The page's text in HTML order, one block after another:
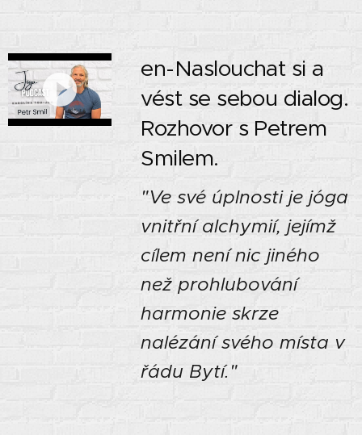
en-Naslouchat si a
vést se sebou dialog.
Rozhovor s Petrem
Smilem.
"Ve své úplnosti je jóga
vnitřní alchymií, jejímž
cílem není nic jiného
než prohlubování
harmonie skrze
nalézání svého místa v
řádu Bytí."